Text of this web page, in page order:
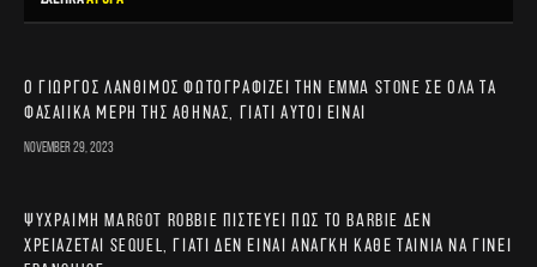
Ο Γιώργος Λάνθιμος φωτογραφίζει την Emma Stone σε όλα τα
φασαίικα μέρη της Αθήνας, γιατί αυτοί είναι
November 29, 2023
Ψύχραιμη Margot Robbie πιστεύει πως το Barbie δεν
χρειάζεται sequel, γιατί δεν είναι ανάγκη κάθε ταινία να γίνει